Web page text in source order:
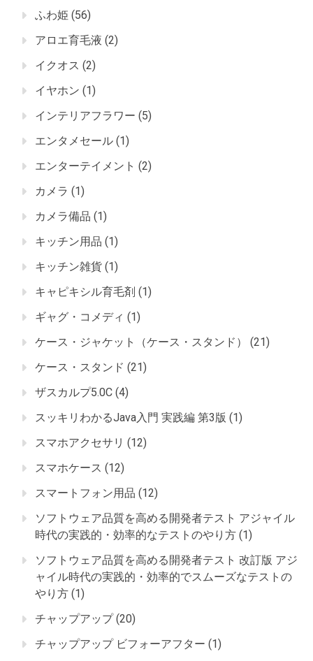
ふわ姫 (56)
アロエ育毛液 (2)
イクオス (2)
イヤホン (1)
インテリアフラワー (5)
エンタメセール (1)
エンターテイメント (2)
カメラ (1)
カメラ備品 (1)
キッチン用品 (1)
キッチン雑貨 (1)
キャピキシル育毛剤 (1)
ギャグ・コメディ (1)
ケース・ジャケット（ケース・スタンド）
(21)
ケース・スタンド (21)
ザスカルプ5.0C (4)
スッキリわかるJava入門 実践編 第3版 (1)
スマホアクセサリ (12)
スマホケース (12)
スマートフォン用品 (12)
ソフトウェア品質を高める開発者テスト アジャイル
時代の実践的・効率的なテストのやり方 (1)
ソフトウェア品質を高める開発者テスト 改訂版 アジ
ャイル時代の実践的・効率的でスムーズなテストの
やり方 (1)
チャップアップ(20)
チャップアップ ビフォーアフター (1)